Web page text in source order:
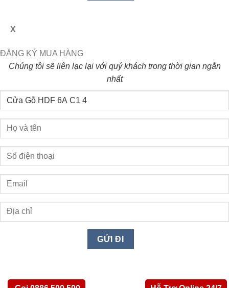
X
ĐĂNG KÝ MUA HÀNG
Chúng tôi sẽ liên lạc lại với quý khách trong thời gian ngắn
nhất